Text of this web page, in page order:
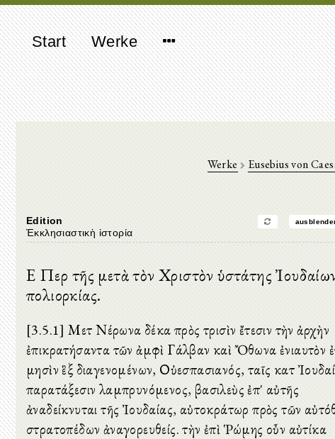
Start Werke
Werke Eusebius von
Edition
Ἐκκλησιαστικὴ ἱστορία
Ε Περὶ τῆς μετὰ τὸν Χριστὸν ὑστάτης
πολιορκίας.
[3.5.1] Μετὰ Νέρωνα δέκα πρὸς τρισὶν ἔτεσιν τὴν ἀρχὴν
ἐπικρατήσαντα τῶν ἀμφὶ Γάλβαν καὶ Ὄθωνα ἐνιαυτὸν
μησὶν ἓξ διαγενομένων, Οὐεσπασιανός, ταῖς κατὰ
παρατάξεσιν λαμπρυνόμενος, βασιλεὺς ἐπ' αὐτῆς
ἀναδείκνυται τῆς Ἰουδαίας, αὐτοκράτωρ πρὸς τῶν
στρατοπέδων ἀναγορευθείς. τὴν ἐπὶ Ῥώμης οὖν αὐτίκα